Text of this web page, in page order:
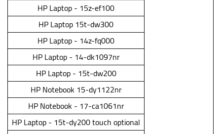
HP Laptop - 15z-ef100
HP Laptop 15t-dw300
HP Laptop - 14z-fq000
HP Laptop - 14-dk1097nr
HP Laptop - 15t-dw200
HP Notebook 15-dy1122nr
HP Notebook - 17-ca1061nr
HP Laptop - 15t-dy200 touch optional